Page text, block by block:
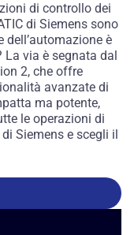
di controllo dei
di Siemens sono
è
via è segnata dal
2, che offre
avanzate di
ma potente,
le operazioni di
Siemens e scegli il